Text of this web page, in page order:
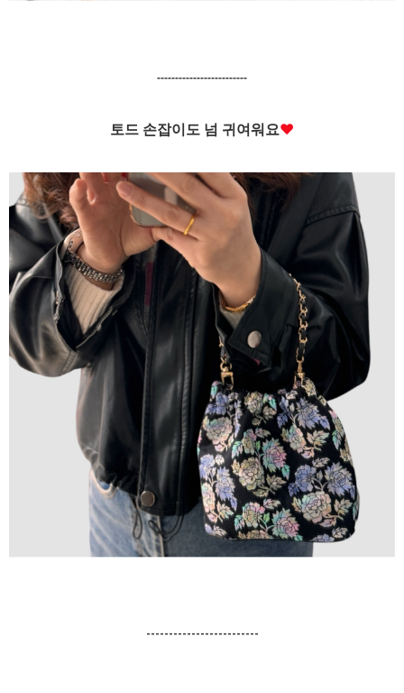
-------------------------
토드 손잡이도 넘 귀여워요♥
-------------------------